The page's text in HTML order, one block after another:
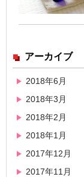
アーカイブ
2018年6月
2018年3月
2018年2月
2018年1月
2017年12月
2017年11月